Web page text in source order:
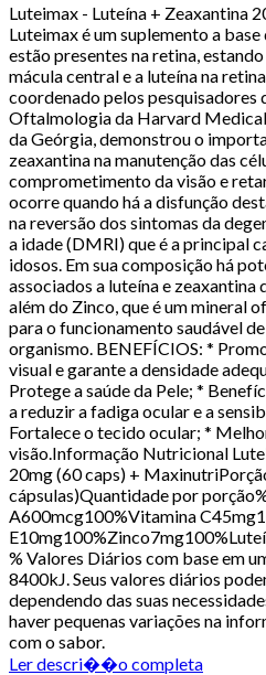
Luteimax - Luteína + Zeaxantina
Luteimax é um suplemento a
estão presentes na retina,
mácula central e a luteína na
coordenado pelos pesquisadores
Oftalmologia da Harvard
da Geórgia, demonstrou o
zeaxantina na manutenção das
comprometimento da visão e
ocorre quando há a disfunção
na reversão dos sintomas da
a idade (DMRI) que é a principal
idosos. Em sua composição há
associados a luteína e zeaxantina
além do Zinco, que é um mineral
para o funcionamento saudável
organismo. BENEFÍCIOS: *
visual e garante a densidade
Protege a saúde da Pele; *
a reduzir a fadiga ocular e a
Fortalece o tecido ocular; *
visão.Informação Nutricional
20mg (60 caps) +
cápsulas)Quantidade por
A600mcg100%Vitamina
% Valores Diários com base em
8400kJ. Seus valores diários
dependendo das suas
haver pequenas variações na
com o sabor.
Ler descri��o completa